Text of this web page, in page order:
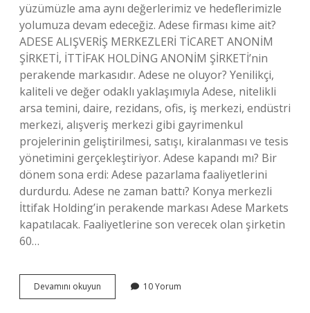
yüzümüzle ama aynı değerlerimiz ve hedeflerimizle
yolumuza devam edeceğiz. Adese firması kime ait?
ADESE ALIŞVERİŞ MERKEZLERİ TİCARET ANONİM
ŞİRKETİ, İTTİFAK HOLDİNG ANONİM ŞİRKETİ’nin
perakende markasıdır. Adese ne oluyor? Yenilikçi,
kaliteli ve değer odaklı yaklaşımıyla Adese, nitelikli
arsa temini, daire, rezidans, ofis, iş merkezi, endüstri
merkezi, alışveriş merkezi gibi gayrimenkul
projelerinin geliştirilmesi, satışı, kiralanması ve tesis
yönetimini gerçekleştiriyor. Adese kapandı mı? Bir
dönem sona erdi: Adese pazarlama faaliyetlerini
durdurdu. Adese ne zaman battı? Konya merkezli
İttifak Holding’in perakende markası Adese Markets
kapatılacak. Faaliyetlerine son verecek olan şirketin
60…
Devamını okuyun
Satıldı
10 Yorum